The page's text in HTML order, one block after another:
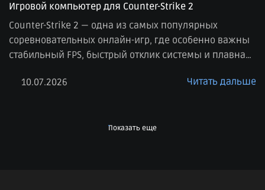
Игровой компьютер для Counter-Strike 2
Counter-Strike 2 — одна из самых популярных
соревновательных онлайн-игр, где особенно важны
стабильный FPS, быстрый отклик системы и плавная
на первом месте не только качество графики, но и
игры, поэтому к выбору компьютера для CS2 стоит […]
10.07.2026 Читать дальше
Показать еще